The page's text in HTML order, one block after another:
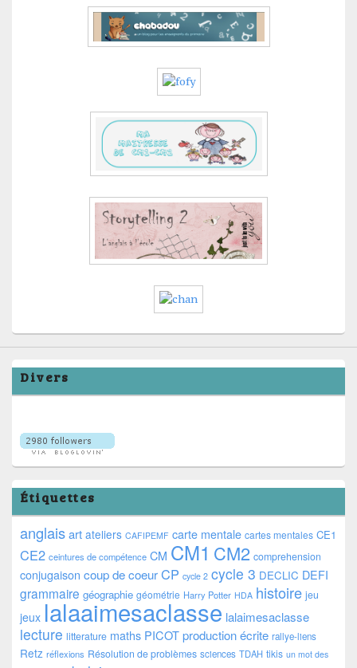
Divers
Étiquettes
anglaisart ateliers CAFIPEMF carte mentale cartes mentales CE1
CE2 ceintures de compétence CM CM1 CM2 comprehension
conjugaison coup de coeurCP cycle 2 cycle 3 DECLIC DEFI
grammaire géographie géométrie Harry Potter HDA histoire jeu
jeux lalaaimesaclasse lalaimesaclasse
lecture litterature maths PICOTproduction écrite rallye-liens
Retz réflexions Résolution de problèmes sciences TDAH tikis un mot des